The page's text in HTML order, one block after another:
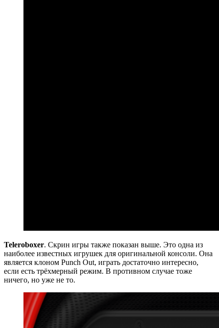
Teleroboxer. Скрин игры также показан выше. Это одна из
наиболее известных игрушек для оригинальной консоли. Она
является клоном Punch Out, играть достаточно интересно,
если есть трёхмерный режим. В противном случае тоже
ничего, но уже не то.